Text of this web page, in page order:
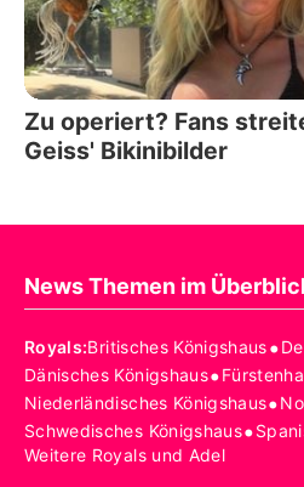
Zu operiert? Fans
Geiss' Bikinibilder
News Themen im
Royals:Britisches Königshaus•
Dänisches Königshaus•
Niederländisches Königshaus•
Schwedisches Königshaus•
Weitere Royals und Adel